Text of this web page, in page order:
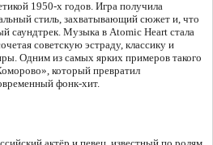
1950-х годов. Игра получила
стиль, захватывающий сюжет и, что
саундтрек. Музыка в Atomic Heart стала
советскую эстраду, классику и
Одним из самых ярких примеров такого
который превратил
фонк-хит.